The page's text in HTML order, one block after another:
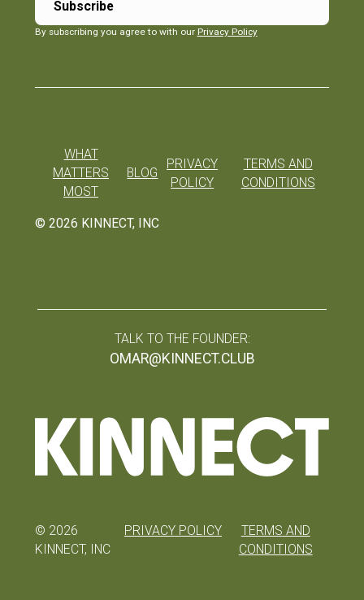
By subscribing you agree to with our Privacy Policy
© 2026 KINNECT, INC
WHAT
MATTERS
MOST
BLOG
PRIVACY
POLICY
TERMS AND
CONDITIONS
TALK TO THE FOUNDER:
OMAR@KINNECT.CLUB
© 2026
KINNECT, INC
PRIVACY POLICY
TERMS AND
CONDITIONS